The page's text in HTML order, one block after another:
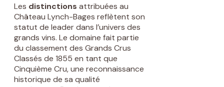
Les distinctions attribuées au
Château Lynch-Bages reflètent son
statut de leader dans l’univers des
grands vins. Le domaine fait partie
du classement des Grands Crus
Classés de 1855 en tant que
Cinquième Cru, une reconnaissance
historique de sa qualité